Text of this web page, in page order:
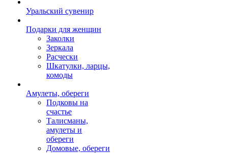
Уральский сувенир
Подарки для женщин
Заколки
Зеркала
Расчески
Шкатулки, ларцы,
комоды
Амулеты, обереги
Подковы на
счастье
Талисманы,
амулеты и
обереги
Домовые, обереги